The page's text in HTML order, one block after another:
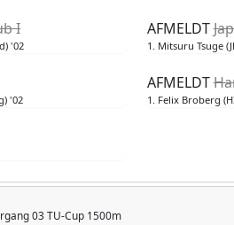
I
'02
AFMELDT
1. Mitsuru Tsuge
'02
AFMELDT
1. Felix Broberg
03 TU-Cup 1500m